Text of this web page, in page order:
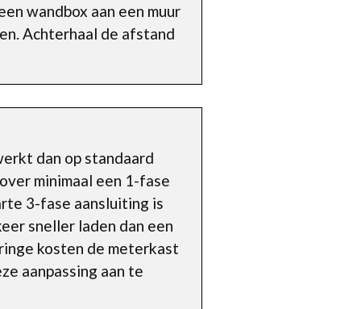
wandbox aan een muur
Achterhaal de afstand
dan op standaard
minimaal een 1-fase
3-fase aansluiting is
sneller laden dan een
kosten de meterkast
aanpassing aan te